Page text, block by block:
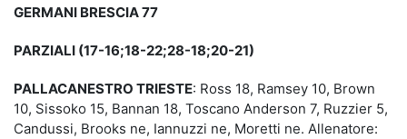
GERMANI BRESCIA 77
PARZIALI (17-16;18-22;28-18;20-21)
PALLACANESTRO TRIESTE: Ross 18, Ramsey 10, Brown
10, Sissoko 15, Bannan 18, Toscano Anderson 7, Ruzzier 5,
Candussi, Brooks ne, Iannuzzi ne, Moretti ne. Allenatore: